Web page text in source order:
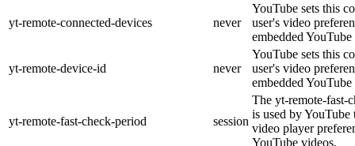
yt-remote-connected-devices never
YouTube sets this
user's video
embedded
yt-remote-device-id never
YouTube sets this
user's video
embedded
yt-remote-fast-check-period session
The yt-remote-fast-
is used by YouTube
video player
YouTube videos.